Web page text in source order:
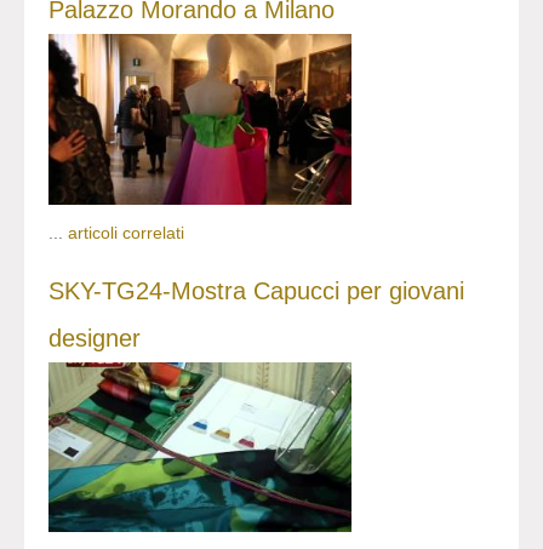
Palazzo Morando a Milano
articoli correlati
SKY-TG24-Mostra Capucci per giovani
designer